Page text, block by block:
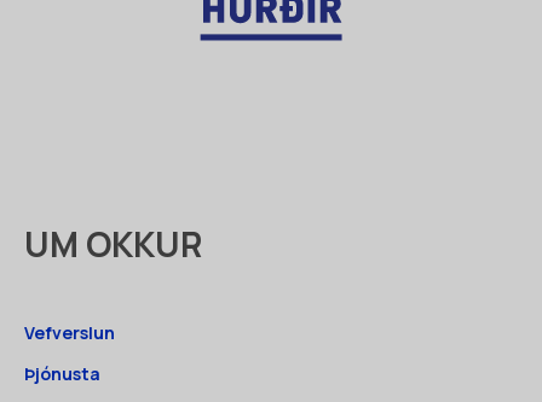
UM OKKUR
Vefverslun
Þjónusta